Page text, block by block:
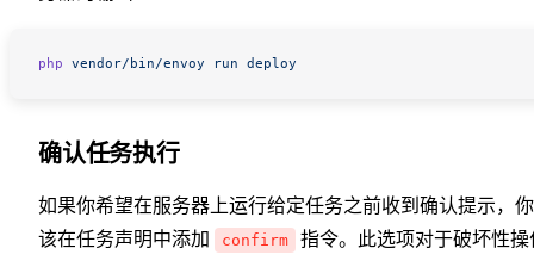
php vendor/bin/envoy run deploy
确认任务执行
如果你希望在服务器上运行给定任务之前收到确认提示，
该在任务声明中添加
confirm
指令。此选项对于破坏性操